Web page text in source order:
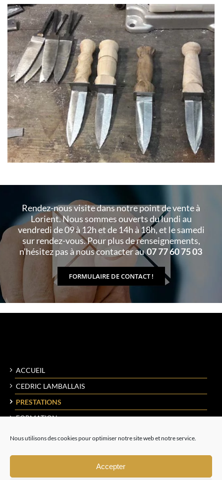
Nous utilisons des cookies pour optimiser notre site web et notre service.
Accepter
Rendez-nous visite dans notre point de vente à
Lorient. Nous sommes ouverts du lundi au
vendredi de 09 à 12h et de 14h à 18h, et le samedi
sur rendez-vous. Pour plus de renseignements,
n’hésitez pas à nous contacter au07 77 60 75 03
FORMULAIRE DE CONTACT !
ACCUEIL
CEDRIC LAMBALLAIS
PRESTATIONS
FORMATION